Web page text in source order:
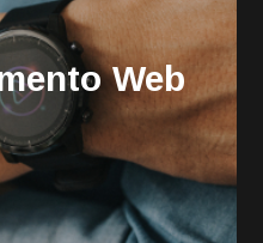
Web